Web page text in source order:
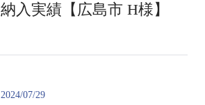
納入実績【広島市 H様】
2024/07/29